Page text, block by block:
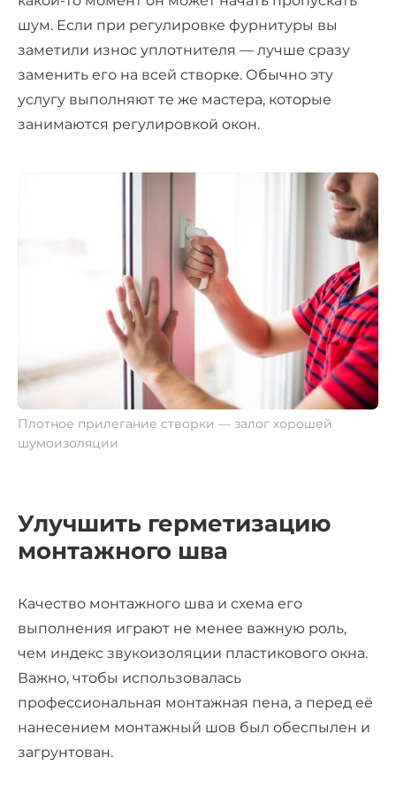
шум. Если при регулировке фурнитуры вы
заметили износ уплотнителя — лучше сразу
заменить его на всей створке. Обычно эту
услугу выполняют те же мастера, которые
занимаются регулировкой окон.
Плотное прилегание створки — залог хорошей
шумоизоляции
Улучшить герметизацию
монтажного шва
Качество монтажного шва и схема его
выполнения играют не менее важную роль,
чем индекс звукоизоляции пластикового окна.
Важно, чтобы использовалась
профессиональная монтажная пена, а перед её
нанесением монтажный шов был обеспылен и
загрунтован.